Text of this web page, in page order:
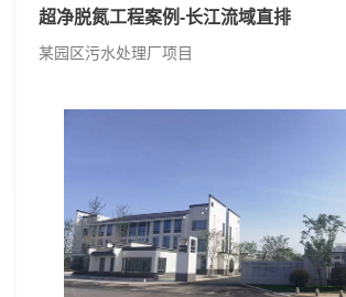
超净脱氮工程案例-长江流域直排
某园区污水处理厂项目